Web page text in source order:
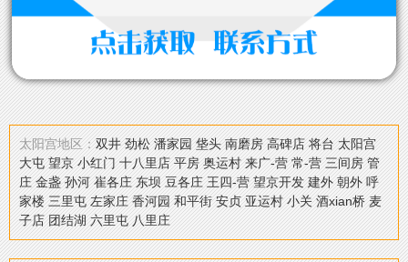
太阳宫地区：双井 劲松 潘家园 垡头 南磨房 高碑店 将台 太阳宫
大屯 望京 小红门 十八里店 平房 奥运村 来广-营 常-营 三间房 管
庄 金盏 孙河 崔各庄 东坝 豆各庄 王四-营 望京开发 建外 朝外 呼
家楼 三里屯 左家庄 香河园 和平街 安贞 亚运村 小关 酒xian桥 麦
子店 团结湖 六里屯 八里庄